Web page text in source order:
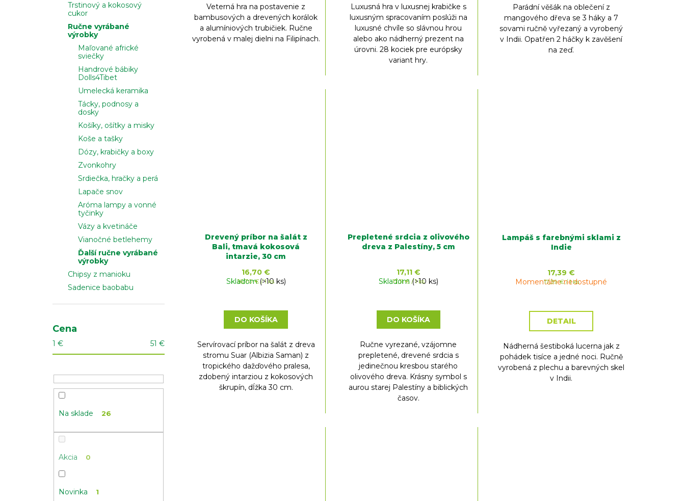
Trstinový a kokosový
cukor
Ručne vyrábané
výrobky
Maľované africké
sviečky
Handrové bábiky
Dolls4Tibet
Umelecká keramika
Tácky, podnosy a
dosky
Košíky, ošítky a misky
Koše a tašky
Dózy, krabičky a boxy
Zvonkohry
Srdiečka, hračky a perá
Lapače snov
Aróma lampy a vonné
tyčinky
Vázy a kvetináče
Vianočné betlehemy
Ďalší ručne vyrábané
výrobky
Chipsy z manioku
Sadenice baobabu
Cena
1 € 51 €
Na sklade 26
Akcia 0
Novinka 1
Veterná hra na postavenie z
bambusových a drevených korálok
a alumíniových trubičiek. Ručne
vyrobená v malej dielni na Filipínach.
Luxusná hra v luxusnej krabičke s
luxusným spracovaním poslúži na
luxusné chvíle so slávnou hrou
alebo ako nádherný prezent na
úrovni. 28 kociek pre európsky
variant hry.
Parádní věšák na oblečení z
mangového dřeva se 3 háky a 7
sovami ručně vyřezaný a vyrobený
v Indii. Opatřen 2 háčky k zavěšení
na zeď.
Drevený príbor na šalát z
Bali, tmavá kokosová
intarzie, 30 cm
Skladom(>10 ks)
16,70 €
Jednotková
16,70 € / 1 ks
DO KOŠÍKA
Servírovací príbor na šalát z dreva
stromu Suar (Albizia Saman) z
tropického dažďového pralesa,
zdobený intarziou z kokosových
škrupín, dĺžka 30 cm.
Prepletené srdcia z olivového
dreva z Palestíny, 5 cm
Skladom(>10 ks)
17,11 €
Jednotková
17,11 € / 1 ks
DO KOŠÍKA
Ručne vyrezané, vzájomne
prepletené, drevené srdcia s
jedinečnou kresbou starého
olivového dreva. Krásny symbol s
aurou starej Palestíny a biblických
časov.
Lampáš s farebnými sklami z
Indie
Momentálne nedostupné
17,39 €
Jednotková
17,39 € / 1 ks
DETAIL
Nádherná šestiboká lucerna jak z
pohádek tisíce a jedné noci. Ručně
vyrobená z plechu a barevných skel
v Indii.